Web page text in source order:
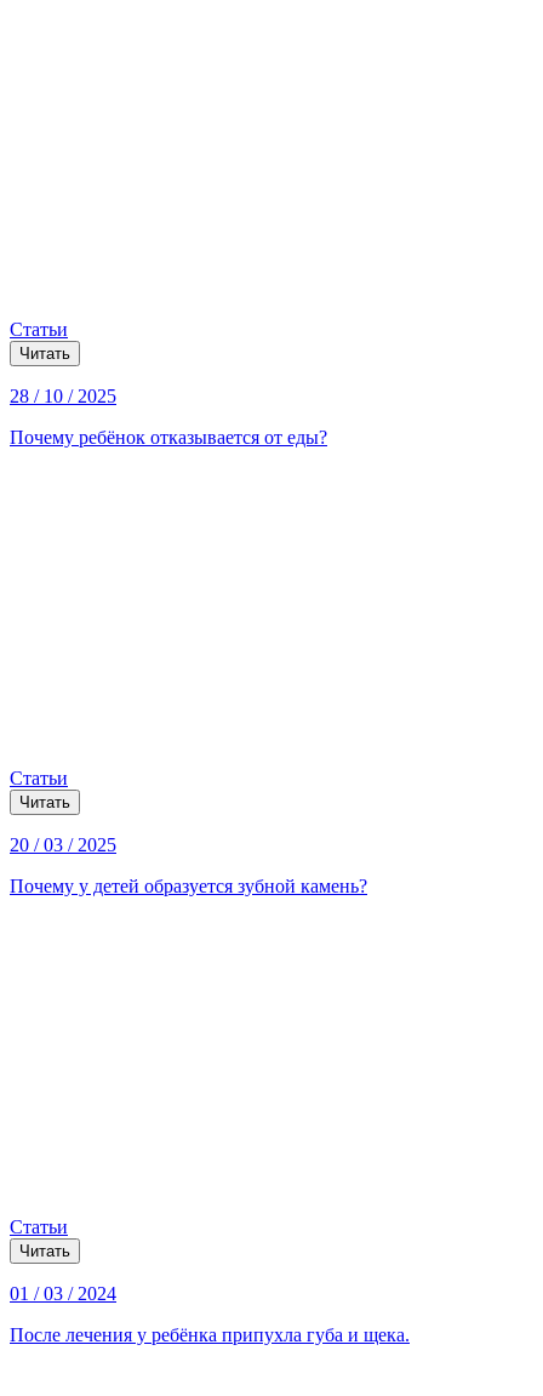
Статьи
Читать
28 / 10 / 2025
Почему ребёнок отказывается от еды?
Статьи
Читать
20 / 03 / 2025
Почему у детей образуется зубной камень?
Статьи
Читать
01 / 03 / 2024
После лечения у ребёнка припухла губа и щека.